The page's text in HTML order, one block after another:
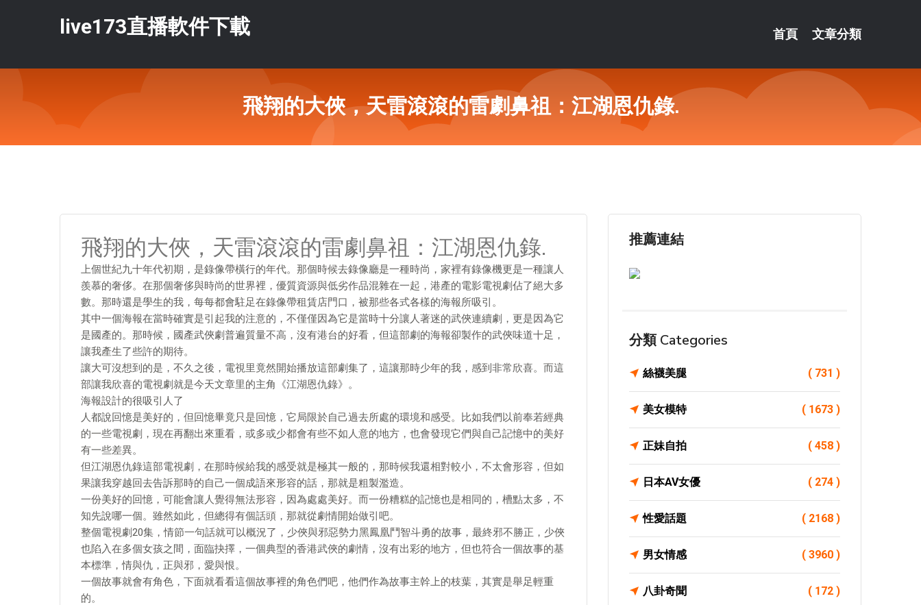
live173直播軟件下載 首頁 文章分類
飛翔的大俠，天雷滾滾的雷劇鼻祖：江湖恩仇錄.
飛翔的大俠，天雷滾滾的雷劇鼻祖：江湖恩仇錄.
上個世紀九十年代初期，是錄像帶橫行的年代。那個時候去錄像廳是一種時尚，家裡有錄像機更是一種讓人
羨慕的奢侈。在那個奢侈與時尚的世界裡，優質資源與低劣作品混雜在一起，港產的電影電視劇佔了絕大多
數。那時還是學生的我，每每都會駐足在錄像帶租賃店門口，被那些各式各樣的海報所吸引。
其中一個海報在當時確實是引起我的注意的，不僅僅因為它是當時十分讓人著迷的武俠連續劇，更是因為它
是國產的。那時候，國產武俠劇普遍質量不高，沒有港台的好看，但這部劇的海報卻製作的武俠味道十足，
讓我產生了些許的期待。
讓大可沒想到的是，不久之後，電視里竟然開始播放這部劇集了，這讓那時少年的我，感到非常欣喜。而這
部讓我欣喜的電視劇就是今天文章里的主角《江湖恩仇錄》。
海報設計的很吸引人了
人都說回憶是美好的，但回憶畢竟只是回憶，它局限於自己過去所處的環境和感受。比如我們以前奉若經典
的一些電視劇，現在再翻出來重看，或多或少都會有些不如人意的地方，也會發現它們與自己記憶中的美好
有一些差異。
但江湖恩仇錄這部電視劇，在那時候給我的感受就是極其一般的，那時候我還相對較小，不太會形容，但如
果讓我穿越回去告訴那時的自己一個成語來形容的話，那就是粗製濫造。
一份美好的回憶，可能會讓人覺得無法形容，因為處處美好。而一份糟糕的記憶也是相同的，槽點太多，不
知先說哪一個。雖然如此，但總得有個話頭，那就從劇情開始做引吧。
整個電視劇20集，情節一句話就可以概況了，少俠與邪惡勢力黑鳳凰鬥智斗勇的故事，最終邪不勝正，少俠
也陷入在多個女孩之間，面臨抉擇，一個典型的香港武俠的劇情，沒有出彩的地方，但也符合一個故事的基
本標準，情與仇，正與邪，愛與恨。
一個故事就會有角色，下面就看看這個故事裡的角色們吧，他們作為故事主幹上的枝葉，其實是舉足輕重
的。
推薦連結
分類 Categories
絲襪美腿 ( 731 )
美女模特 ( 1673 )
正妹自拍 ( 458 )
日本AV女優 ( 274 )
性愛話題 ( 2168 )
男女情感 ( 3960 )
八卦奇聞 ( 172 )